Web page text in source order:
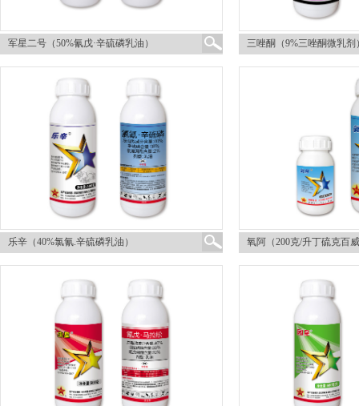
军星二号（50%氰戊·辛硫磷乳油） 三唑酮（9%三唑酮微乳剂
乐辛（40%氯氰.辛硫磷乳油） 氧阿（200克/升丁硫克百